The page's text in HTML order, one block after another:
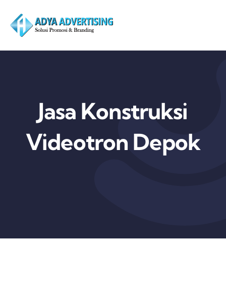
content
Jasa Konstruksi
Videotron Depok